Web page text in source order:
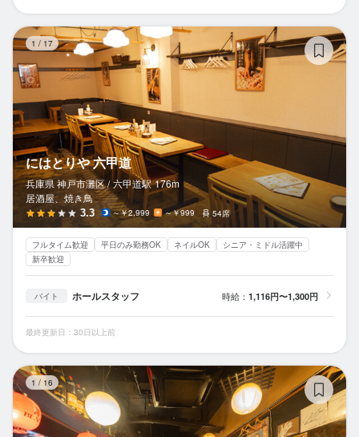
1 / 17
にはとりや 六甲道
兵庫県 神戸市灘区 / 六甲道駅 176m
居酒屋、焼き鳥
3.3 ～￥2,999 ～￥999 54席
フルタイム歓迎 平日のみ勤務OK ネイルOK
シニア・ミドル活躍中
新卒歓迎
バイト ホールスタッフ 時給： 1,116円〜1,300円
最終更新日：30日以上前
1 / 16